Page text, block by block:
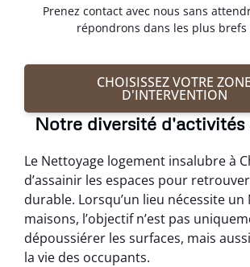
Prenez contact avec nous sans
répondrons dans les plus brefs
CHOISISSEZ VOTRE ZONE
D'INTERVENTION
Notre diversité d'activités
Le Nettoyage logement insalubre à
d’assainir les espaces pour
durable. Lorsqu’un lieu nécessite un
maisons, l’objectif n’est pas
dépoussiérer les surfaces, mais
la vie des occupants.